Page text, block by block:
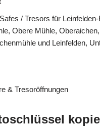
/ Tresors für
Obere Mühle,
und Leinfelden,
& Tresoröffnungen